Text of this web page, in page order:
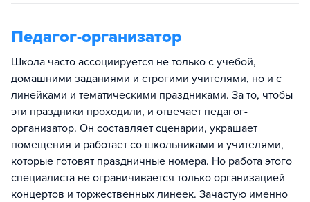
Педагог-организатор
Школа часто ассоциируется не только с учебой,
домашними заданиями и строгими учителями, но и с
линейками и тематическими праздниками. За то, чтобы
эти праздники проходили, и отвечает педагог-
организатор. Он составляет сценарии, украшает
помещения и работает со школьниками и учителями,
которые готовят праздничные номера. Но работа этого
специалиста не ограничивается только организацией
концертов и торжественных линеек. Зачастую именно